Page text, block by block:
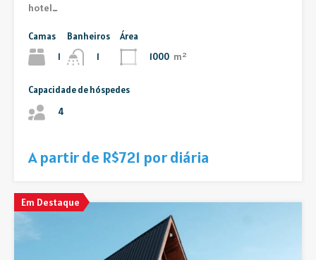
hotel…
Camas
1
Banheiros
1
Área
1000 m²
Capacidade de hóspedes
4
A partir de R$721 por diária
Em Destaque